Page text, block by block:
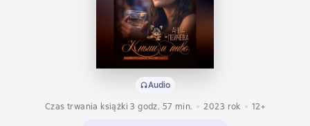
Audio
Czas trwania książki 3 godz. 57 min.
2023 rok 12+